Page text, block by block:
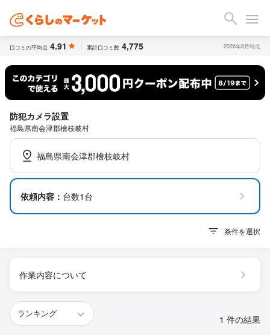
口コミの平均点 4.91 累計口コミ数 4,775 2026年8月時点
防犯カメラ設置
福島県南会津郡檜枝岐村
福島県南会津郡檜枝岐村
依頼内容： 台数1台
条件を選択
作業内容について
1 件の結果